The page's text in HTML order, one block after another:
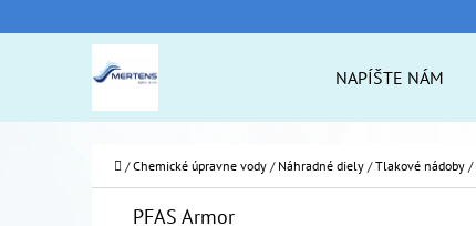
NAPÍŠTE NÁM
Domov
/ Chemické úpravne vody / Náhradné diely / Tlakové nádoby /
Preskočiť
PFAS Armor
Í
do
obchodu
do
obchodu